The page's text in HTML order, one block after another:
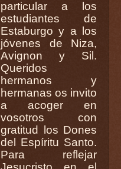
particular a los
estudiantes de
Estaburgo y a los
jóvenes de Niza,
Avignon y Sil.
Queridos
hermanos y
hermanas os invito
a acoger en
vosotros con
gratitud los Dones
del Espíritu Santo.
Para reflejar